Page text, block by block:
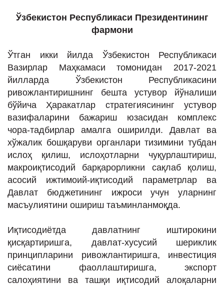
Ўзбекистон Республикаси Президентининг
фармони
Ўтган икки йилда Ўзбекистон Республикаси
Вазирлар Маҳкамаси томонидан 2017-2021
йилларда Ўзбекистон Республикасини
ривожлантиришнинг бешта устувор йўналиши
бўйича Ҳаракатлар стратегиясининг устувор
вазифаларини бажариш юзасидан комплекс
чора-тадбирлар амалга оширилди. Давлат ва
хўжалик бошқаруви органлари тизимини тубдан
ислоҳ қилиш, ислоҳотларни чуқурлаштириш,
макроиқтисодий барқарорликни сақлаб қолиш,
асосий ижтимоий-иқтисодий параметрлар ва
Давлат бюджетининг ижроси учун уларнинг
масъулиятини ошириш таъминланмоқда.
Иқтисодиётда давлатнинг иштирокини
қисқартиришга, давлат-хусусий шериклик
принципларини ривожлантиришга, инвестиция
сиёсатини фаоллаштиришга, экспорт
салоҳиятини ва ташқи иқтисодий алоқаларни